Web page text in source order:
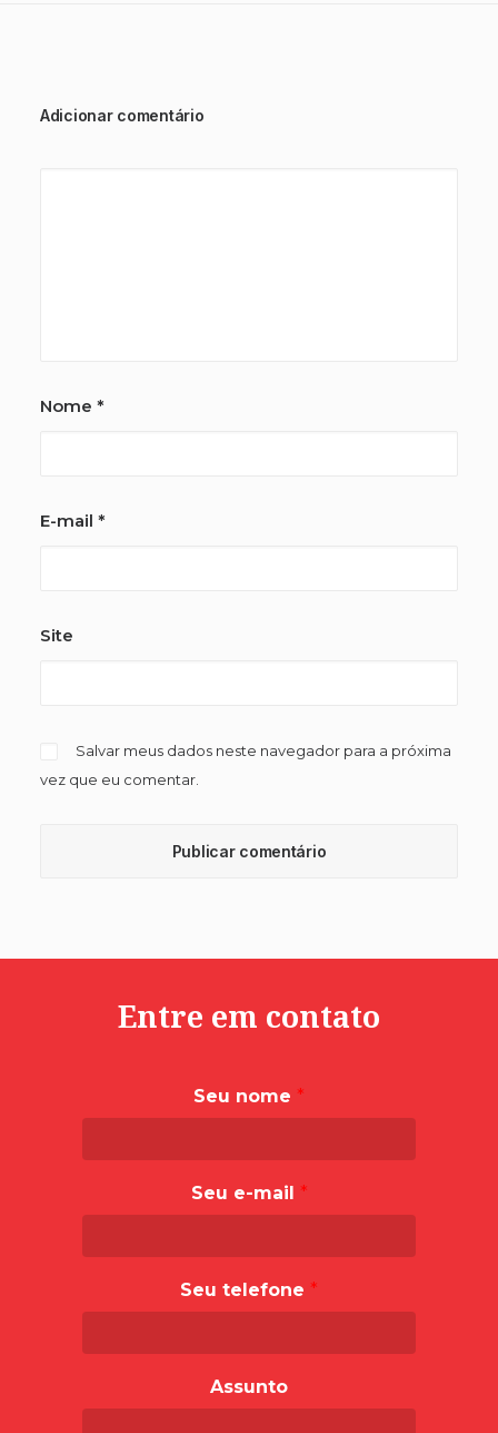
Adicionar comentário
Nome *
E-mail *
Site
Salvar meus dados neste navegador para a próxima
vez que eu comentar.
Entre em contato
Seu nome *
Seu e-mail *
Seu telefone *
Assunto